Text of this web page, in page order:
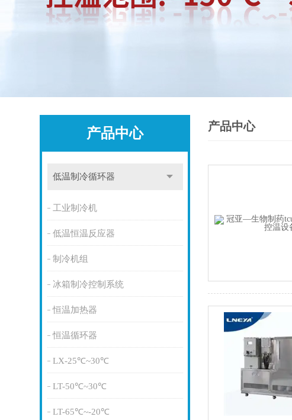
产品中心
低温制冷循环器
工业制冷机
低温恒温反应器
制冷机组
冰箱制冷控制系统
恒温加热器
恒温循环器
LX-25℃~30℃
LT-50℃~30℃
LT-65℃~-20℃
产品中心